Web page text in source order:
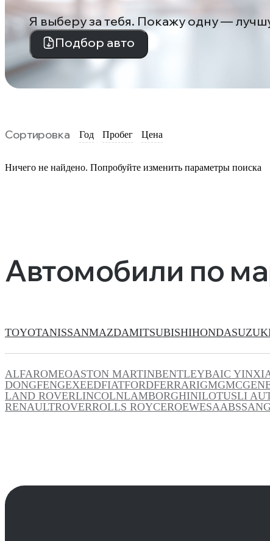
Я выберу за тебя. Покажу одну —
Подбор авто
Сортировка Год Пробег Цена
Ничего не найдено. Попробуйте изменить параметры поиска
Автомобили по
TOYOTANISSANMAZDAMITSUBISHIHONDA
ALFAROMEOASTON MARTINBENTLEYBAIC
DONGFENGEXEEDFIATFORDFERRARIGMGMC
LAND ROVERLINCOLNLAMBORGHINILOTUSLI
RENAULTROVERROLLS ROYCEROEWESAAB